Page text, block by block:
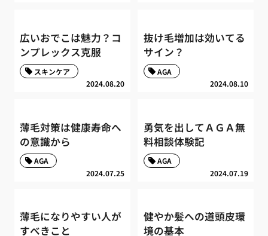
広いおでこは魅力？コ
ンプレックス克服
2024.08.20
スキンケア
抜け毛増加は効いてる
サイン？
2024.08.10
AGA
薄毛対策は健康寿命へ
の意識から
2024.07.25
AGA
勇気を出してＡＧＡ無
料相談体験記
2024.07.19
AGA
薄毛になりやすい人が
すべきこと
健やか髪への道頭皮環
境の基本